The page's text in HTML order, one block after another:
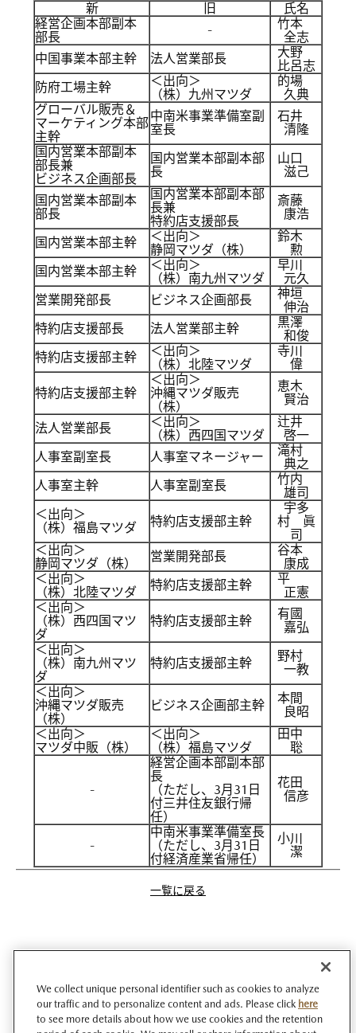
新
旧
氏名
経営企画本部副本
部長
-
竹本
全志
中国事業本部主幹
法人営業部長
大野
比呂志
防府工場主幹
＜出向＞
（株）九州マツダ
的場
久典
グローバル販売＆
マーケティング本部
主幹
中南米事業準備室副
室長
石井
清隆
国内営業本部副本
部長兼
ビジネス企画部長
国内営業本部副本部
長
山口
滋己
国内営業本部副本
部長
国内営業本部副本部
長兼
特約店支援部長
斎藤
康浩
国内営業本部主幹
＜出向＞
静岡マツダ（株）
鈴木
勲
国内営業本部主幹
＜出向＞
（株）南九州マツダ
早川
元久
営業開発部長
ビジネス企画部長
神垣
伸治
特約店支援部長
法人営業部主幹
黒澤
和俊
特約店支援部主幹
＜出向＞
（株）北陸マツダ
寺川
偉
特約店支援部主幹
＜出向＞
沖縄マツダ販売
（株）
恵木
賢治
法人営業部長
＜出向＞
（株）西四国マツダ
辻井
啓一
人事室副室長
人事室マネージャー
滝村
典之
人事室主幹
人事室副室長
竹内
雄司
＜出向＞
（株）福島マツダ
特約店支援部主幹
宇多
村 眞
司
＜出向＞
静岡マツダ（株）
営業開発部長
谷本
康成
＜出向＞
（株）北陸マツダ
特約店支援部主幹
平
正憲
＜出向＞
（株）西四国マツ
ダ
特約店支援部主幹
有國
嘉弘
＜出向＞
（株）南九州マツ
ダ
特約店支援部主幹
野村
一教
＜出向＞
沖縄マツダ販売
（株）
ビジネス企画部主幹
本間
良昭
＜出向＞
マツダ中販（株）
＜出向＞
（株）福島マツダ
田中
聡
-
経営企画本部副本部
長
（ただし、3月31日
付三井住友銀行帰
任）
花田
信彦
-
中南米事業準備室長
（ただし、3月31日
付経済産業省帰任）
小川
潔
一覧に戻る
We collect unique personal identifier such as cookies to analyze
our traffic and to personalize content and ads. Please click here
to see more details about how we use cookies and the retention